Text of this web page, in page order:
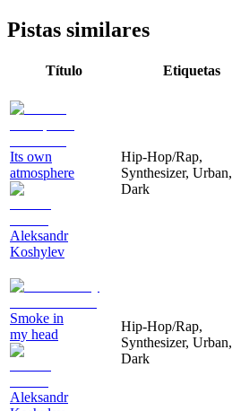
Pistas similares
Título Etiquetas
Its own
atmosphere
Aleksandr
Koshylev
Hip-Hop/Rap,
Synthesizer, Urban,
Dark
Smoke in
my head
Aleksandr
Hip-Hop/Rap,
Synthesizer, Urban,
Dark